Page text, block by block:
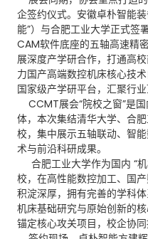
企签约仪式。安徽卓朴智能
能”）与合肥工业大学正式签
CAM软件底座的五轴高速精
展深度产学研合作，打通高
力国产高端数控机床核心技术
国家级产学研平台，汇聚行
CCMT展会“院校之窗”是
体，本次集结清华大学、合
校，集中展示五轴联动、智
术与前沿科研成果。
合肥工业大学作为国内 “机
校，在高性能数控加工、国
积淀深厚，拥有完善的学科
机床基础研究与原始创新的核
锚定核心攻关项目，校企协